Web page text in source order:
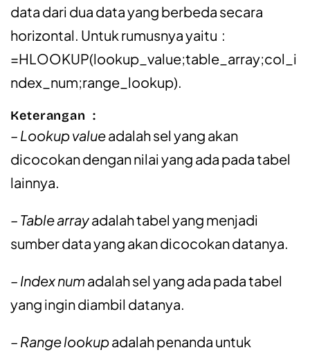
data dari dua data yang berbeda secara
horizontal. Untuk rumusnya yaitu :
=HLOOKUP(lookup_value;table_array;col_i
ndex_num;range_lookup).
Keterangan :
– Lookup valueadalah sel yang akan
dicocokan dengan nilai yang ada pada tabel
lainnya.
– Table arrayadalah tabel yang menjadi
sumber data yang akan dicocokan datanya.
– Index num adalah sel yang ada pada tabel
yang ingin diambil datanya.
– Range lookupadalah penanda untuk